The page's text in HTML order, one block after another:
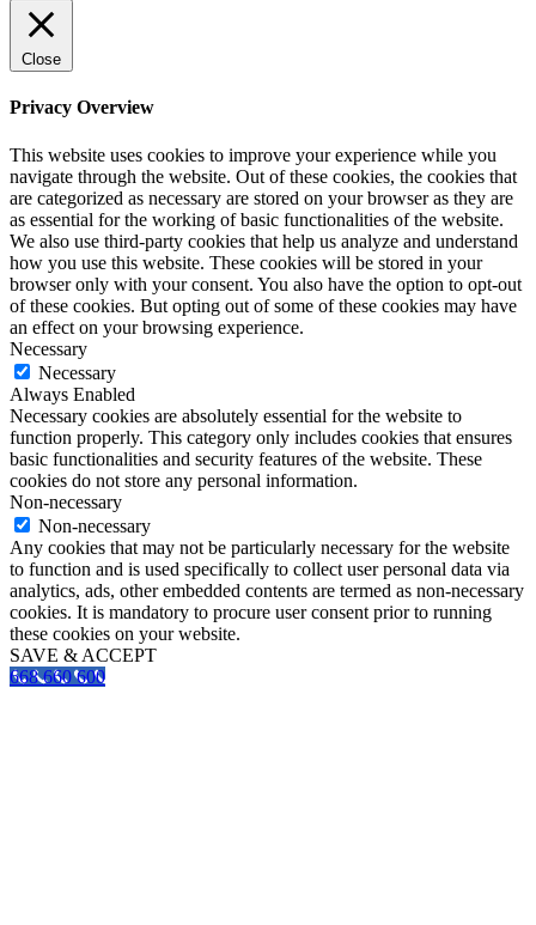
Close
Privacy Overview
This website uses cookies to improve your experience while you
navigate through the website. Out of these cookies, the cookies that
are categorized as necessary are stored on your browser as they are
as essential for the working of basic functionalities of the website.
We also use third-party cookies that help us analyze and understand
how you use this website. These cookies will be stored in your
browser only with your consent. You also have the option to opt-out
of these cookies. But opting out of some of these cookies may have
an effect on your browsing experience.
Necessary
Necessary
Always Enabled
Necessary cookies are absolutely essential for the website to
function properly. This category only includes cookies that ensures
basic functionalities and security features of the website. These
cookies do not store any personal information.
Non-necessary
Non-necessary
Any cookies that may not be particularly necessary for the website
to function and is used specifically to collect user personal data via
analytics, ads, other embedded contents are termed as non-necessary
cookies. It is mandatory to procure user consent prior to running
these cookies on your website.
SAVE & ACCEPT
668 660 600